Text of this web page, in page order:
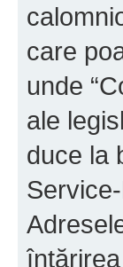
care
unde
ale
duce la